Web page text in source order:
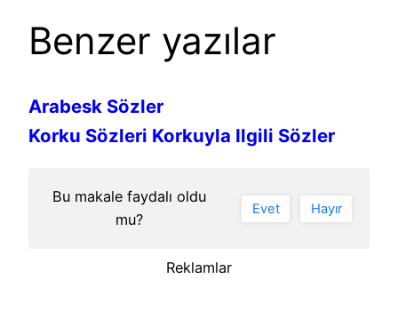
Benzer yazılar
Arabesk Sözler
Korku Sözleri Korkuyla Ilgili Sözler
Bu makale faydalı oldu
mu?
Evet Hayır
Reklamlar